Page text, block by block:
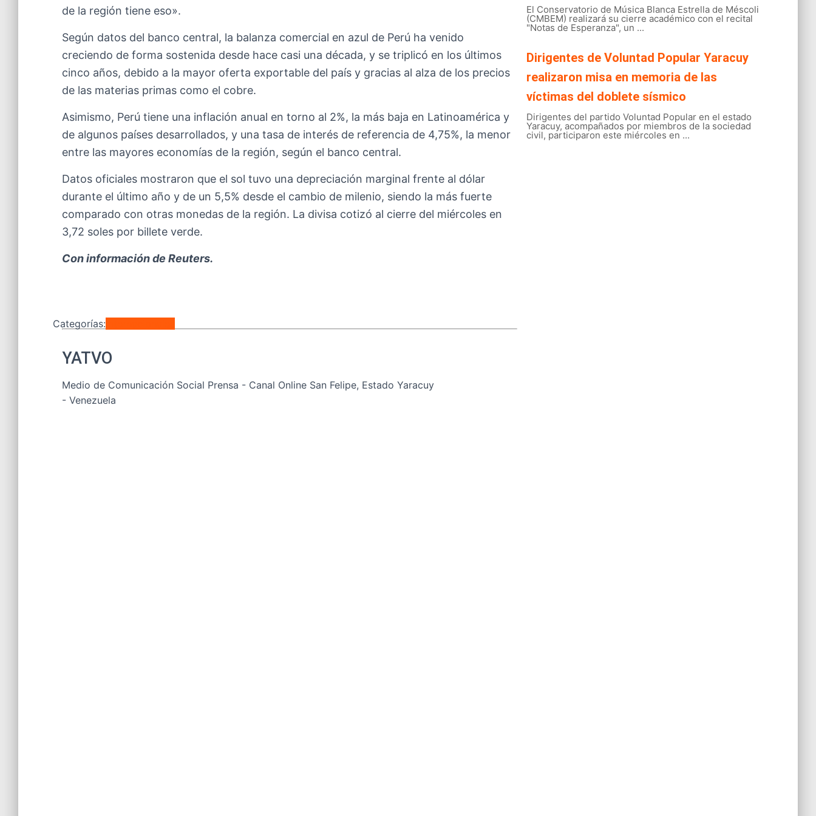
de la región tiene eso».
Según datos del banco central, la balanza comercial en azul de Perú ha venido
creciendo de forma sostenida desde hace casi una década, y se triplicó en los últimos
cinco años, debido a la mayor oferta exportable del país y gracias al alza de los precios
de las materias primas como el cobre.
Asimismo, Perú tiene una inflación anual en torno al 2%, la más baja en Latinoamérica y
de algunos países desarrollados, y una tasa de interés de referencia de 4,75%, la menor
entre las mayores economías de la región, según el banco central.
Datos oficiales mostraron que el sol tuvo una depreciación marginal frente al dólar
durante el último año y de un 5,5% desde el cambio de milenio, siendo la más fuerte
comparado con otras monedas de la región. La divisa cotizó al cierre del miércoles en
3,72 soles por billete verde.
Con información de Reuters.
Categorías:
YATVO
Medio de Comunicación Social Prensa - Canal Online San Felipe, Estado Yaracuy
- Venezuela
El Conservatorio de Música Blanca Estrella de Méscoli
(CMBEM) realizará su cierre académico con el recital
"Notas de Esperanza", un ...
Dirigentes de Voluntad Popular Yaracuy
realizaron misa en memoria de las
víctimas del doblete sísmico
Dirigentes del partido Voluntad Popular en el estado
Yaracuy, acompañados por miembros de la sociedad
civil, participaron este miércoles en ...